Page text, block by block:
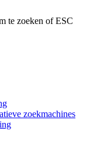
te zoeken of ESC
zoekmachines